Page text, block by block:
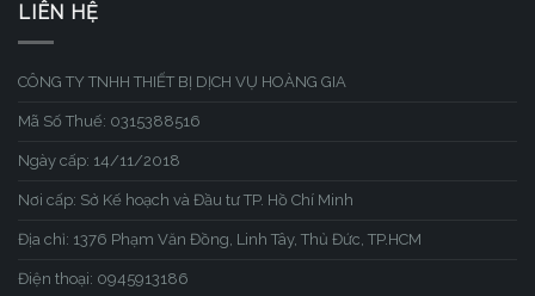
LIÊN HỆ
CÔNG TY TNHH THIẾT BỊ DỊCH VỤ HOÀNG GIA
Mã Số Thuế: 0315388516
Ngày cấp: 14/11/2018
Nơi cấp: Sở Kế hoạch và Đầu tư TP. Hồ Chí Minh
Địa chỉ: 1376 Phạm Văn Đồng, Linh Tây, Thủ Đức, TP.HCM
Điện thoại: 0945913186